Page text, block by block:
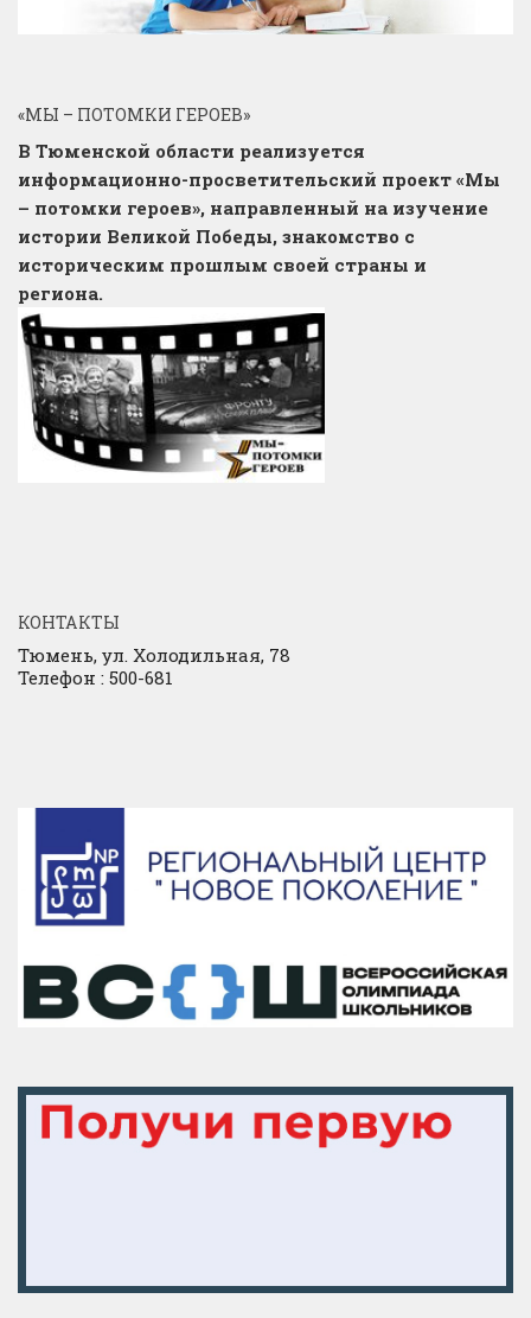
«МЫ – ПОТОМКИ ГЕРОЕВ»
В Тюменской области реализуется
информационно-просветительский проект «Мы
– потомки героев», направленный на изучение
истории Великой Победы, знакомство с
историческим прошлым своей страны и
региона.
КОНТАКТЫ
Тюмень, ул. Холодильная, 78
Телефон : 500-681